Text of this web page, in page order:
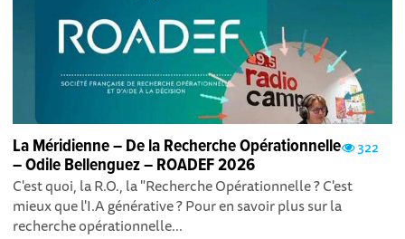
322
La Méridienne – De la Recherche Opérationnelle
– Odile Bellenguez – ROADEF 2026
C'est quoi, la R.O., la "Recherche Opérationnelle ? C'est
mieux que l'I.A générative ? Pour en savoir plus sur la
recherche opérationnelle...